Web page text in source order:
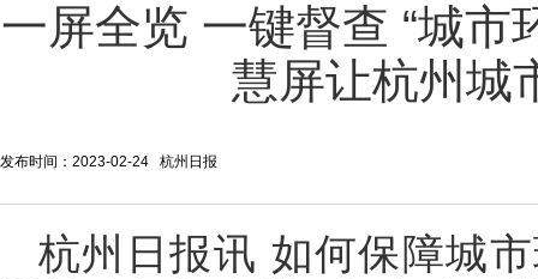
一屏全览 一键督查 “城市
慧屏让杭州城
发布时间：2023-02-24 杭州日报
杭州日报讯 如何保障城